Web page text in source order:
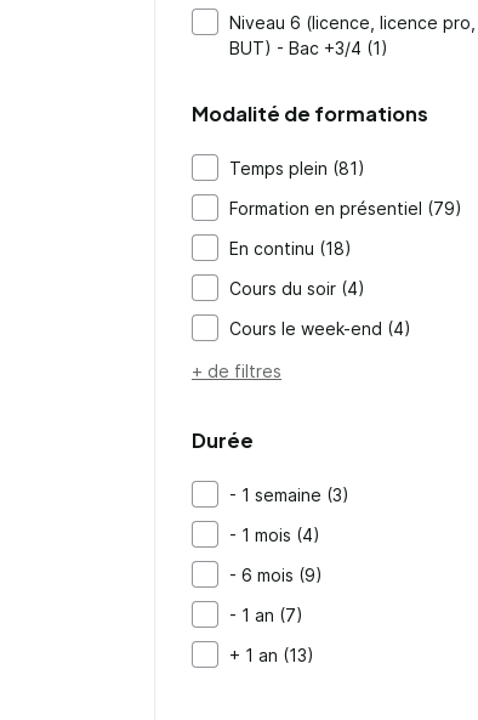
Niveau 6 (licence, licence pro,
BUT) - Bac +3/4 (1)
Modalité de formations
Temps plein (81)
Formation en présentiel (79)
En continu (18)
Cours du soir (4)
Cours le week-end (4)
+ de filtres
Durée
- 1 semaine (3)
- 1 mois (4)
- 6 mois (9)
- 1 an (7)
+ 1 an (13)